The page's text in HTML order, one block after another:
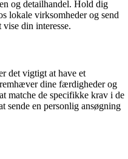
og detailhandel. Hold dig
lokale virksomheder og send
din interesse.
det vigtigt at have et
dine færdigheder og
matche de specifikke krav i de
sende en personlig ansøgning